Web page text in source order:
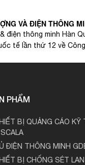
VÀ ĐIỆN THÔNG
điện thông minh Hàn
tế lần thứ 12 về
PHẨM
BỊ QUẢNG CÁO KỸ
ĐIỆN THÔNG MINH
BỊ CHỐNG SÉT